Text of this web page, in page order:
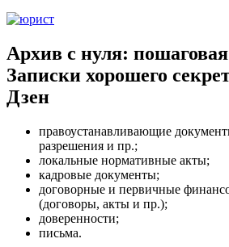
Архив с нуля: пошаговая
Записки хорошего
Дзен
правоустанавливающие
разрешения и пр.;
локальные нормативные акты;
кадровые документы;
договорные и первичные
(договоры, акты и пр.);
доверенности;
письма.